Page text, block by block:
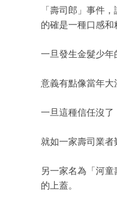
「壽司郎」事件
的確是一種口感
一旦發生金髮少年
意義有點像當年大
一旦這種信任沒了
就如一家壽司業者
另一家名為「河
的上蓋。